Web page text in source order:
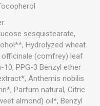
sesquistearate,
Hydrolyzed wheat
(comfrey) leaf
PPG-3 Benzyl ether
Anthemis nobilis
Parfum natural, Citric
almond) oil*, Benzyl